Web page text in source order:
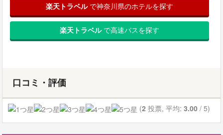
楽天トラベルで神奈川県のホテルを探す
楽天トラベルで高速バスを探す
口コミ・評価
(2 投票, 平均: 3.00 / 5)